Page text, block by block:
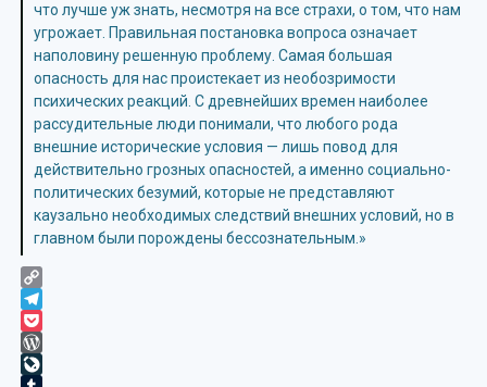
что лучше уж знать, несмотря на все страхи, о том, что нам
угрожает. Правильная постановка вопроса означает
наполовину решенную проблему. Самая большая
опасность для нас проистекает из необозримости
психических реакций. С древнейших времен наиболее
рассудительные люди понимали, что любого рода
внешние исторические условия — лишь повод для
действительно грозных опасностей, а именно социально-
политических безумий, которые не представляют
каузально необходимых следствий внешних условий, но в
главном были порождены бессознательным.»
Copy
Link
Telegram
Pocket
WordPress